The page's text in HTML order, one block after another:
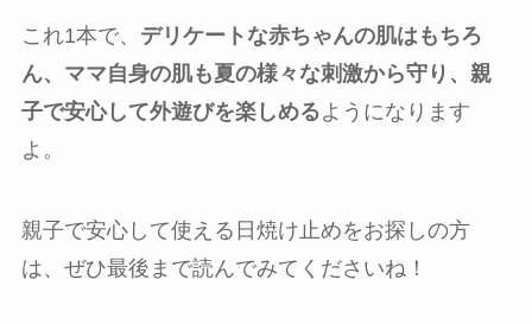
これ1本で、 デリケートな赤ちゃんの肌はもちろ
ん、ママ自身の肌も夏の様々な刺激から守り、親
子で安心して外遊びを楽しめるようになります
よ。
親子で安心して使える日焼け止めをお探しの方
は、ぜひ最後まで読んでみてくださいね！